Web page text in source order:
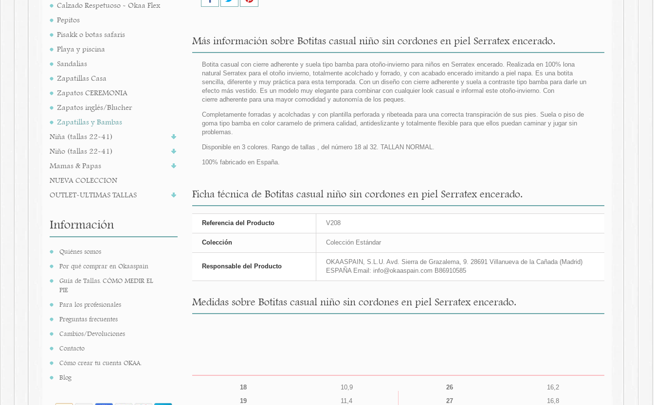
Calzado Respetuoso - Okaa Flex
Pepitos
Pisakk o botas safaris
Playa y piscina
Sandalias
Zapatillas Casa
Zapatos CEREMONIA
Zapatos inglés/Blucher
Zapatillas y Bambas
Niña (tallas 22-41)
Niño (tallas 22-41)
Mamas & Papas
NUEVA COLECCION
OUTLET-ULTIMAS TALLAS
Información
Quiénes somos
Por qué comprar en Okaaspain
Guía de Tallas. CÓMO MEDIR EL
PIE
Para los profesionales
Preguntas frecuentes
Cambios/Devoluciones
Contacto
Cómo crear tu cuenta OKAA.
Blog
Más información sobre Botitas casual niño sin cordones en piel Serratex encerado.
Botita casual con cierre adherente y suela tipo bamba para otoño-invierno para niños en Serratex encerado. Realizada en 100% lona
natural Serratex para el otoño invierno, totalmente acolchado y forrado, y con acabado encerado imitando a piel napa. Es una botita
sencilla, diferente y muy práctica para esta temporada. Con un diseño con cierre adherente y suela a contraste tipo bamba para darle un
efecto más vestido. Es un modelo muy elegante para combinar con cualquier look casual e informal este otoño-invierno. Con
cierre adherente para una mayor comodidad y autonomía de los peques.
Completamente forradas y acolchadas y con plantilla perforada y ribeteada para una correcta transpiración de sus pies. Suela o piso de
goma tipo bamba en color caramelo de primera calidad, antideslizante y totalmente flexible para que ellos puedan caminar y jugar sin
problemas.
Disponible en 3 colores. Rango de tallas , del número 18 al 32. TALLAN NORMAL.
100% fabricado en España.
Ficha técnica de Botitas casual niño sin cordones en piel Serratex encerado.
Referencia del Producto V208
Colección Colección Estándar
Responsable del Producto
OKAASPAIN, S.L.U. Avd. Sierra de Grazalema, 9. 28691 Villanueva de la Cañada (Madrid)
ESPAÑA Email: info@okaaspain.com B86910585
Medidas sobre Botitas casual niño sin cordones en piel Serratex encerado.
18
10,9
19
11,4
26
16,2
27
16,8